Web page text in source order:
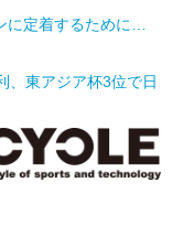
に定着するために…
、東アジア杯3位で日